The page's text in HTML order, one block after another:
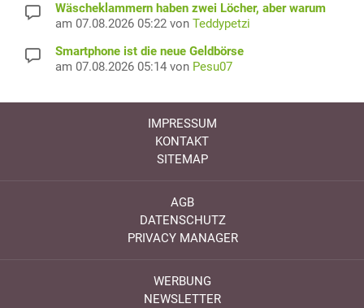
Wäscheklammern haben zwei Löcher, aber warum
am 07.08.2026 05:22 von Teddypetzi
Smartphone ist die neue Geldbörse
am 07.08.2026 05:14 von Pesu07
IMPRESSUM
KONTAKT
SITEMAP
AGB
DATENSCHUTZ
PRIVACY MANAGER
WERBUNG
NEWSLETTER